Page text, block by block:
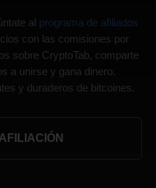
al programa de afiliados
con las comisiones por
sobre CryptoTab, comparte
a unirse y gana dinero.
y duraderos de bitcoines.